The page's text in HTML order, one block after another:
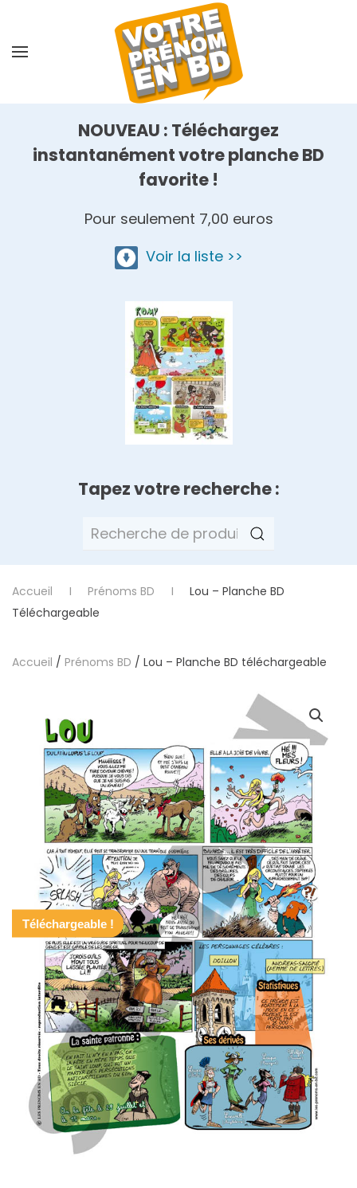
NOUVEAU : Téléchargez
instantanément votre planche BD
favorite !
Pour seulement 7,00 euros
Voir la liste >>
Tapez votre recherche :
Recherche
Accueil Prénoms BD
Lou – Planche BD
Téléchargeable
Accueil / Prénoms BD / Lou – Planche BD téléchargeable
Téléchargeable !